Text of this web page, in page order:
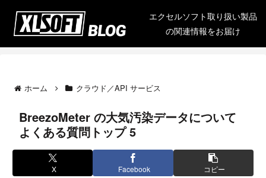
エクセルソフト取り扱い製品
の関連情報をお届け
ホーム クラウド／API サービス
BreezoMeter の大気汚染データについて
よくある質問トップ 5
X Facebook コピー